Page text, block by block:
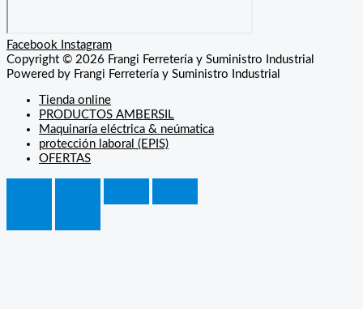
Facebook
Instagram
Copyright © 2026 Frangi Ferretería y Suministro Industrial
Powered by Frangi Ferretería y Suministro Industrial
Tienda online
PRODUCTOS AMBERSIL
Maquinaría eléctrica & neúmatica
protección laboral (EPIS)
OFERTAS